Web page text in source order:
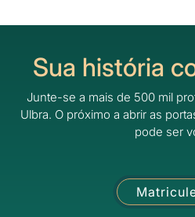
Sua história
Junte-se a mais de 500 mil
Ulbra. O próximo a abrir as
pode ser